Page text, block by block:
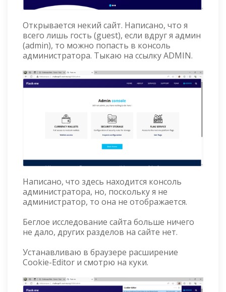
Открывается некий сайт. Написано, что я
всего лишь гость (guest), если вдруг я админ
(admin), то можно попасть в консоль
администратора. Тыкаю на ссылку ADMIN.
Написано, что здесь находится консоль
администратора, но, поскольку я не
администратор, то она не отображается.
Беглое исследование сайта больше ничего
не дало, других разделов на сайте нет.
Устанавливаю в браузере расширение
Cookie-Editor и смотрю на куки.